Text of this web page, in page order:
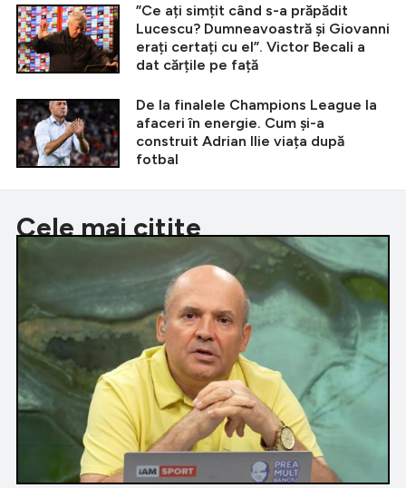
”Ce ați simțit când s-a prăpădit
Lucescu? Dumneavoastră și Giovanni
erați certați cu el”. Victor Becali a
dat cărțile pe față
De la finalele Champions League la
afaceri în energie. Cum și-a
construit Adrian Ilie viața după
fotbal
Cele mai citite